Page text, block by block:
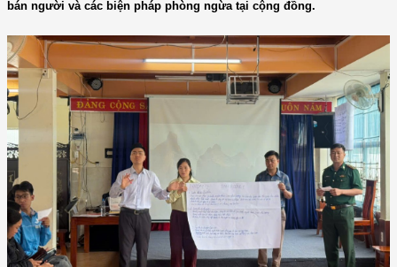
bán người và các biện pháp phòng ngừa tại cộng đồng.